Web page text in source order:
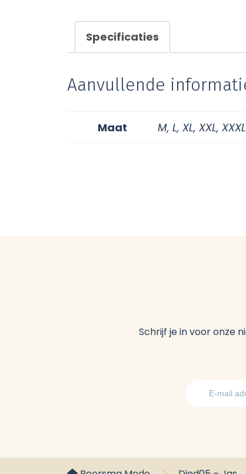
Specificaties
Aanvullende
Maat M, L, XL, XXL, XXXL
Schrijf je in voor onze